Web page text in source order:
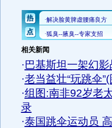
相关新闻
·巴基斯坦一架幻
·老当益壮“玩跳伞”(
·组图:南非92岁老
录
·泰国跳伞运动员